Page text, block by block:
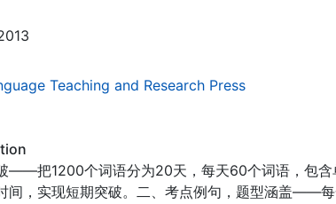
Teaching and Research Press
——把1200个词语分为20天，每天60个词语，包含
间，实现短期突破。二、考点例句，题型涵盖——